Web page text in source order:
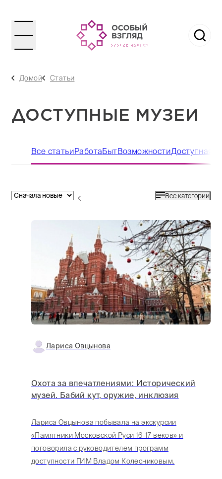
Домой Статьи
ДОСТУПНЫЕ МУЗЕИ
Все статьиРаботаБытВозможностиДоступная
Все категории
Лариса Овцынова
Охота за впечатлениями: Исторический
музей. Бабий кут, оружие, инклюзия
Лариса Овцынова побывала на экскурсии
«Памятники Московской Руси 16-17 веков» и
поговорила с руководителем программ
доступности ГИМ Владом Колесниковым.